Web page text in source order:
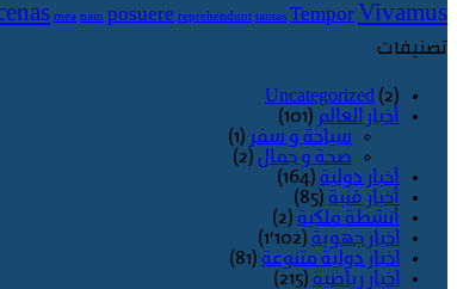
mea nam posuere reprehendunt tantas Tempor Vivamus
تصنيفات
Uncategorized (2)
أخبار العالم (101)
سياحة و سفر (1)
صحة و جمال (2)
أخبار دولية (164)
أخبار فنية (85)
أنشطة ملكية (2)
اخبار جهوية (1٬102)
اخبار دولية متنوعة (81)
اخبار رياضية (215)